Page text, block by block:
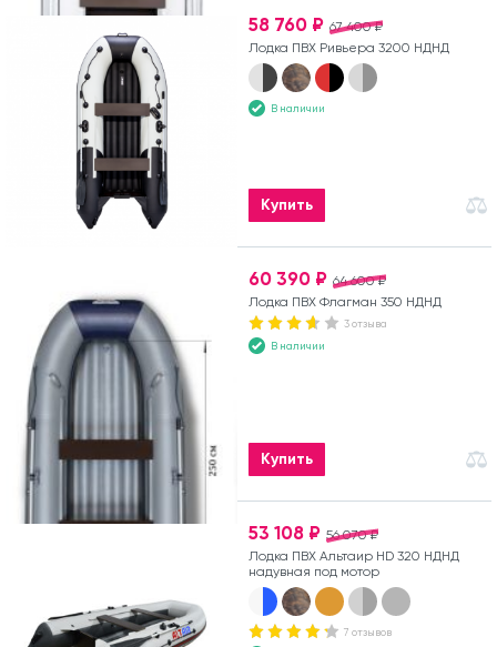
67 400 ₽
58 760 ₽
Лодка ПВХ Ривьера 3200 НДНД
В наличии
Купить
64 600 ₽
60 390 ₽
Лодка ПВХ Флагман 350 НДНД
3 отзыва
В наличии
Купить
56 070 ₽
53 108 ₽
Лодка ПВХ Альтаир HD 320 НДНД
надувная под мотор
7 отзывов